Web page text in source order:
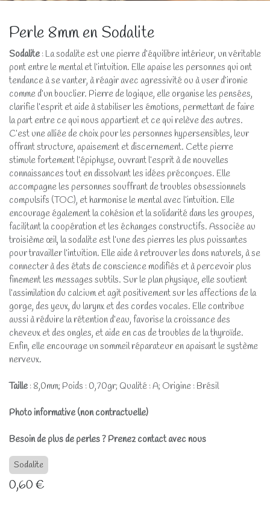
Perle 8mm en Sodalite
Sodalite : La sodalite est une pierre d’équilibre intérieur, un véritable
pont entre le mental et l’intuition. Elle apaise les personnes qui ont
tendance à se vanter, à réagir avec agressivité ou à user d’ironie
comme d’un bouclier. Pierre de logique, elle organise les pensées,
clarifie l’esprit et aide à stabiliser les émotions, permettant de faire
la part entre ce qui nous appartient et ce qui relève des autres.
C’est une alliée de choix pour les personnes hypersensibles, leur
offrant structure, apaisement et discernement. Cette pierre
stimule fortement l’épiphyse, ouvrant l’esprit à de nouvelles
connaissances tout en dissolvant les idées préconçues. Elle
accompagne les personnes souffrant de troubles obsessionnels
compulsifs (TOC), et harmonise le mental avec l’intuition. Elle
encourage également la cohésion et la solidarité dans les groupes,
facilitant la coopération et les échanges constructifs. Associée au
troisième œil, la sodalite est l’une des pierres les plus puissantes
pour travailler l’intuition. Elle aide à retrouver les dons naturels, à se
connecter à des états de conscience modifiés et à percevoir plus
finement les messages subtils. Sur le plan physique, elle soutient
l’assimilation du calcium et agit positivement sur les affections de la
gorge, des yeux, du larynx et des cordes vocales. Elle contribue
aussi à réduire la rétention d’eau, favorise la croissance des
cheveux et des ongles, et aide en cas de troubles de la thyroïde.
Enfin, elle encourage un sommeil réparateur en apaisant le système
nerveux.
Taille : 8,0mm; Poids : 0,70gr; Qualité : A; Origine : Brésil
Photo informative (non contractuelle)
Besoin de plus de perles ? Prenez contact avec nous
Sodalite
0,60€